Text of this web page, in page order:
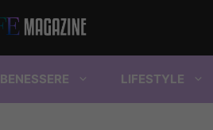
BENESSERE LIFESTYLE